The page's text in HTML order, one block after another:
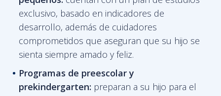
exclusivo, basado en indicadores de
desarrollo, además de cuidadores
comprometidos que aseguran que su hijo se
sienta siempre amado y feliz.
Programas de preescolar y
prekindergarten: preparan a su hijo para el